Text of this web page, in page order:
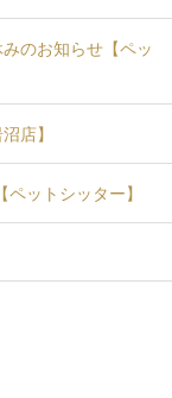
のお知らせ【ペッ
店】
ットシッター】